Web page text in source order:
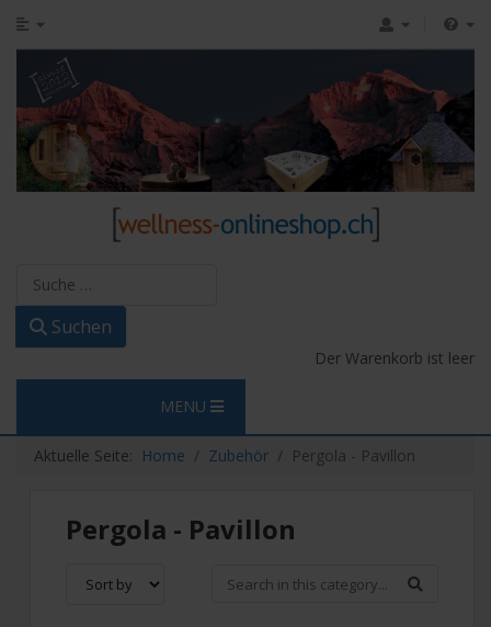
Suchen
Der Warenkorb ist leer
MENU
Aktuelle Seite: Home Zubehör Pergola - Pavillon
Pergola - Pavillon